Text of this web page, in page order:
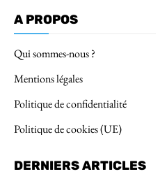
A PROPOS
Qui sommes-nous ?
Mentions légales
Politique de confidentialité
Politique de cookies (UE)
DERNIERS ARTICLES